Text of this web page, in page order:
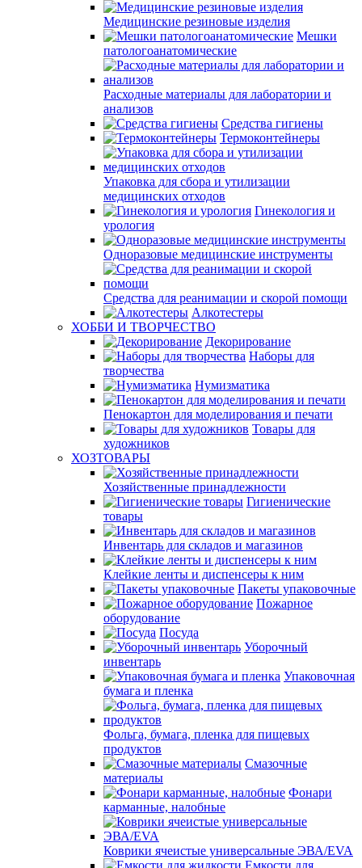
Медицинские резиновые изделия
Мешки
патологоанатомические
Расходные материалы для лаборатории и
анализов
Средства гигиены
Термоконтейнеры
Упаковка для сбора и утилизации
медицинских отходов
Гинекология и
урология
Одноразовые медицинские инструменты
Средства для реанимации и скорой помощи
Алкотестеры
ХОББИ И ТВОРЧЕСТВО
Декорирование
Наборы для
творчества
Нумизматика
Пенокартон для моделирования и печати
Товары для
художников
ХОЗТОВАРЫ
Хозяйственные принадлежности
Гигиенические
товары
Инвентарь для складов и магазинов
Клейкие ленты и диспенсеры к ним
Пакеты упаковочные
Пожарное
оборудование
Посуда
Уборочный
инвентарь
Упаковочная
бумага и пленка
Фольга, бумага, пленка для пищевых
продуктов
Смазочные
материалы
Фонари
карманные, налобные
Коврики ячеистые универсальные ЭВА/EVA
Емкости для